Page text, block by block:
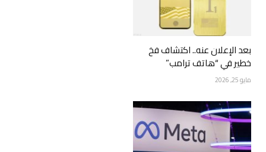
بعد الإعلان عنه.. اكتشاف فخ
خطير في “هاتف ترامب”
مايو 25, 2026